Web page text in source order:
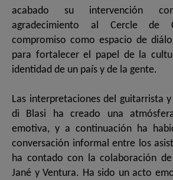
acabado su intervención
agradecimiento al Cercle de
compromiso como espacio de
para fortalecer el papel de la
identidad de un país y de la gente.
Las interpretaciones del guitarrista
di Blasi ha creado una
emotiva, y a continuación ha
conversación informal entre los
ha contado con la colaboración
Jané y Ventura. Ha sido un acto